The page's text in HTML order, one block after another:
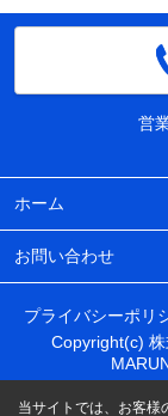
営
ホーム
お問い合わせ
プライバシーポリ
Copyright(c)
当サイトでは、お客様